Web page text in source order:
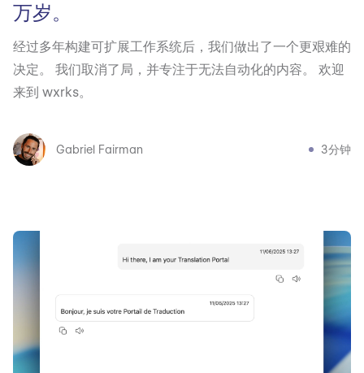
万岁。
经过多年构建可扩展工作系统后，我们做出了一个更艰难的
决定。 我们取消了局，并专注于无法自动化的内容。 欢迎
来到 wxrks。
Gabriel Fairman 3分钟